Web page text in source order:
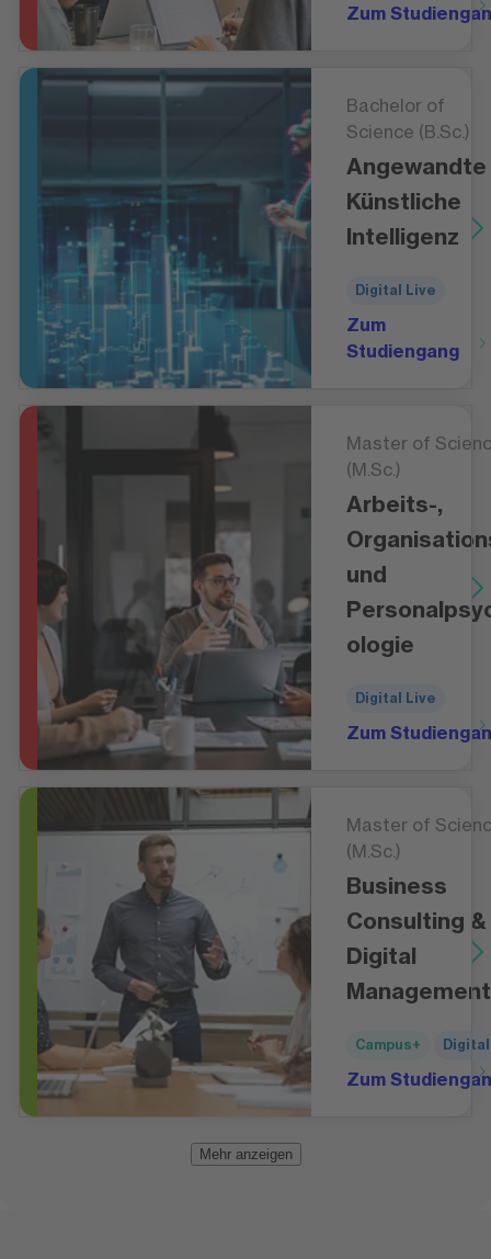
Zum
Bachelor of
Science (B.Sc.)
Angewandte
Künstliche
Intelligenz
Digital Live
Zum
Studiengang
Master of
(M.Sc.)
Arbeits-,
und
ologie
Digital Live
Zum
Master of
(M.Sc.)
Business
Consulting &
Digital
Management
Campus+
Zum
Mehr anzeigen